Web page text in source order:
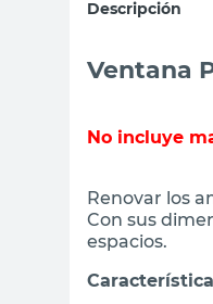
Descripción
Ventana
No incluye
Renovar los
Con sus
espacios.